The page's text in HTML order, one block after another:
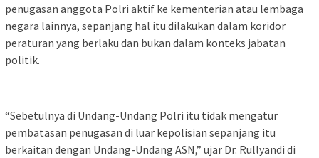
penugasan anggota Polri aktif ke kementerian atau lembaga
negara lainnya, sepanjang hal itu dilakukan dalam koridor
peraturan yang berlaku dan bukan dalam konteks jabatan
politik.
“Sebetulnya di Undang-Undang Polri itu tidak mengatur
pembatasan penugasan di luar kepolisian sepanjang itu
berkaitan dengan Undang-Undang ASN,” ujar Dr. Rullyandi di